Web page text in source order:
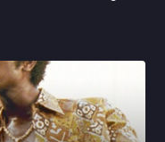
ao Oscar,
produções
‘O Menino
giz de cera e
assistido!